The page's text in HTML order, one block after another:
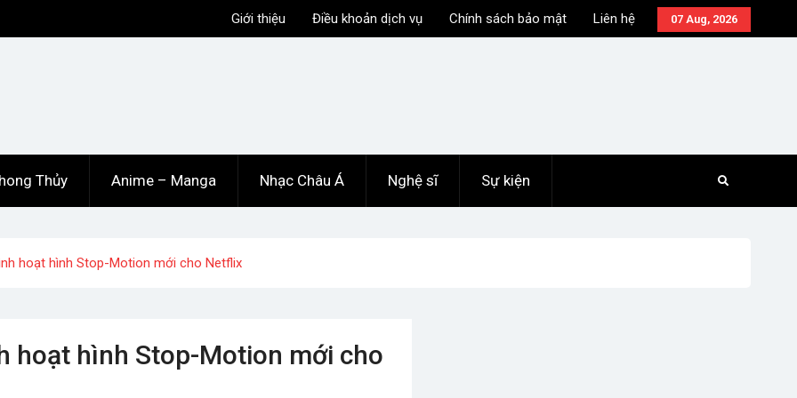
07 Aug, 2026
Giới thiệu Điều khoản dịch vụ Chính sách bảo mật Liên hệ
Thủy Anime – Manga Nhạc Châu Á Nghệ sĩ Sự kiện
hoạt hình Stop-Motion mới cho Netflix
hoạt hình Stop-Motion mới cho